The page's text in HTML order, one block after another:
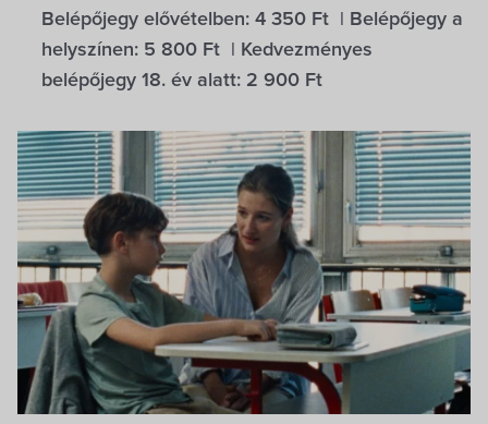
Belépőjegy elővételben: 4 350 Ft | Belépőjegy a
helyszínen: 5 800 Ft | Kedvezményes
belépőjegy 18. év alatt: 2 900 Ft